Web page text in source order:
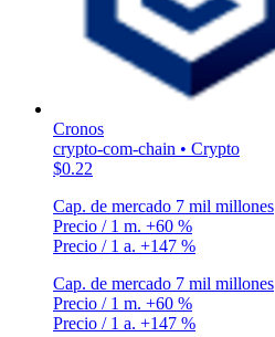
Cronos
crypto-com-chain • Crypto
$0.22
Cap. de mercado 7 mil millones
Precio / 1 m. +60 %
Precio / 1 a. +147 %
Cap. de mercado 7 mil millones
Precio / 1 m. +60 %
Precio / 1 a. +147 %